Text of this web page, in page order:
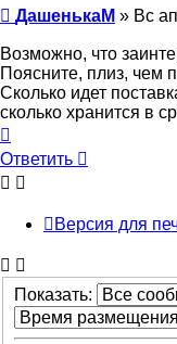
Сообщение
ДашенькаМ » Вс
Возможно, что
Поясните, плиз, чем
Сколько идет
сколько хранится в
к
началу
Ответить
Версия для
Показать: